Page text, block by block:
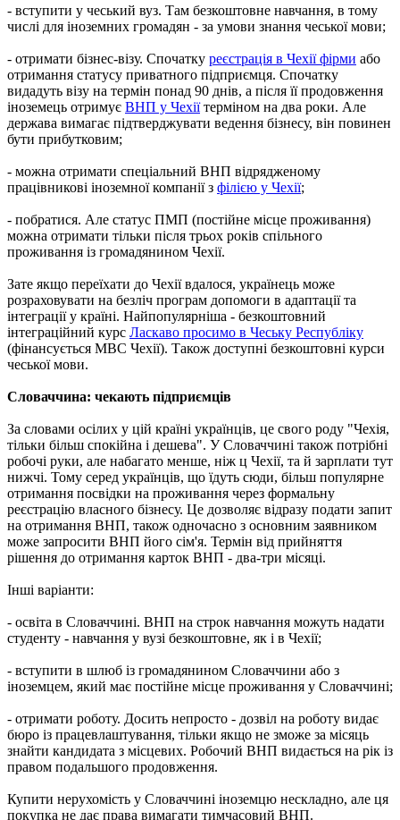
- вступити у чеський вуз. Там безкоштовне навчання, в тому
числі для іноземних громадян - за умови знання чеської мови;
- отримати бізнес-візу. Спочатку реєстрація в Чехії фірми або
отримання статусу приватного підприємця. Спочатку
видадуть візу на термін понад 90 днів, а після її продовження
іноземець отримує ВНП у Чехіїтерміном на два роки. Але
держава вимагає підтверджувати ведення бізнесу, він повинен
бути прибутковим;
- можна отримати спеціальний ВНП відрядженому
працівникові іноземної компанії з філією у Чехії;
- побратися. Але статус ПМП (постійне місце проживання)
можна отримати тільки після трьох років спільного
проживання із громадянином Чехії.
Зате якщо переїхати до Чехії вдалося, українець може
розраховувати на безліч програм допомоги в адаптації та
інтеграції у країні. Найпопулярніша - безкоштовний
інтеграційний курс Ласкаво просимо в Чеську Республіку
(фінансується МВС Чехії). Також доступні безкоштовні курси
чеської мови.
Словаччина: чекають підприємців
За словами осілих у цій країні українців, це свого роду "Чехія,
тільки більш спокійна і дешева". У Словаччині також потрібні
робочі руки, але набагато менше, ніж ц Чехії, та й зарплати тут
нижчі. Тому серед українців, що їдуть сюди, більш популярне
отримання посвідки на проживання через формальну
реєстрацію власного бізнесу. Це дозволяє відразу подати запит
на отримання ВНП, також одночасно з основним заявником
може запросити ВНП його сім'я. Термін від прийняття
рішення до отримання карток ВНП - два-три місяці.
Інші варіанти:
- освіта в Словаччині. ВНП на строк навчання можуть надати
студенту - навчання у вузі безкоштовне, як і в Чехії;
- вступити в шлюб із громадянином Словаччини або з
іноземцем, який має постійне місце проживання у Словаччині;
- отримати роботу. Досить непросто - дозвіл на роботу видає
бюро із працевлаштування, тільки якщо не зможе за місяць
знайти кандидата з місцевих. Робочий ВНП видається на рік із
правом подальшого продовження.
Купити нерухомість у Словаччині іноземцю нескладно, але ця
покупка не дає права вимагати тимчасовий ВНП.